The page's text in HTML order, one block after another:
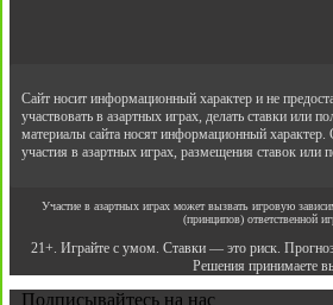
Сайт носит информационный характер и не
участвовать в азартных играх, делать ставки или
материалы сайта носят информационный
участия в азартных играх, размещения ставок или
Участие в азартных играх может вызвать игровую
(принципов) ответственной
21+. Играйте с умом. Ставки — это риск.
Решения принимаете
Подписывайтесь на нас